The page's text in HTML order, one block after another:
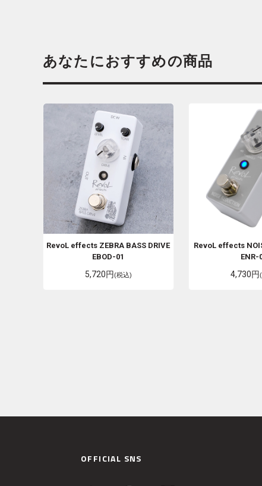
あなたにおすすめの商品
RevoL effects ZEBRA BASS DRIVE
EBOD-01
5,720円(税込)
RevoL effects
ENR-
4,730円
OFFICIAL SNS